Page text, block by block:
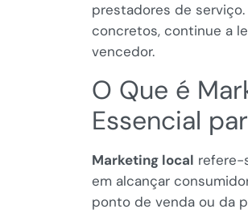
prestadores de
concretos, continue a
vencedor.
O Que é
Essencial
Marketing local refere-
em alcançar
ponto de venda ou da